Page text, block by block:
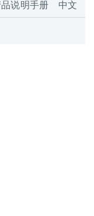
品说明手册 中文